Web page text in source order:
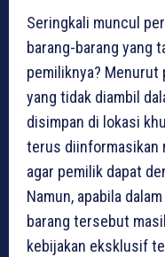
Seringkali muncul
barang-barang yang
pemiliknya? Menurut
yang tidak diambil
disimpan di lokasi
terus diinformasikan
agar pemilik dapat
Namun, apabila
barang tersebut
kebijakan eksklusif